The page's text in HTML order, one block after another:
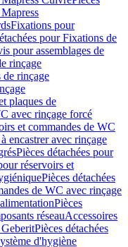
Fixations pour
pour Fixations de
pour assemblages de
rinçage
de rinçage
plaques de
avec rinçage forcé
et commandes de WC
encastrer avec rinçage
Pièces détachées pour
réservoirs et
Pièces détachées
de WC avec rinçage
Pièces
réseauAccessoires
Pièces détachées
d'hygiène